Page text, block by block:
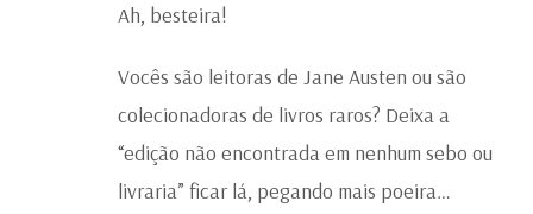
Ah, besteira!
Vocês são leitoras de Jane Austen ou são
colecionadoras de livros raros? Deixa a
“edição não encontrada em nenhum sebo ou
livraria” ficar lá, pegando mais poeira…